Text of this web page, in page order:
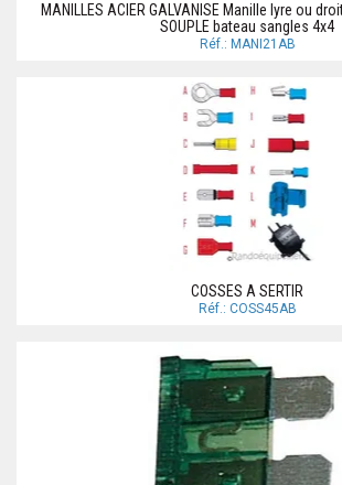
MANILLES ACIER GALVANISE Manille lyre ou
SOUPLE bateau sangles 4x4
Réf.: MANI21AB
COSSES A SERTIR
Réf.: COSS45AB